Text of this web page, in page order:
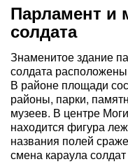
Парламент и
солдата
Знаменитое здание
солдата
В районе площади
районы, парки,
музеев. В центре
находится фигура
названия полей
смена караула